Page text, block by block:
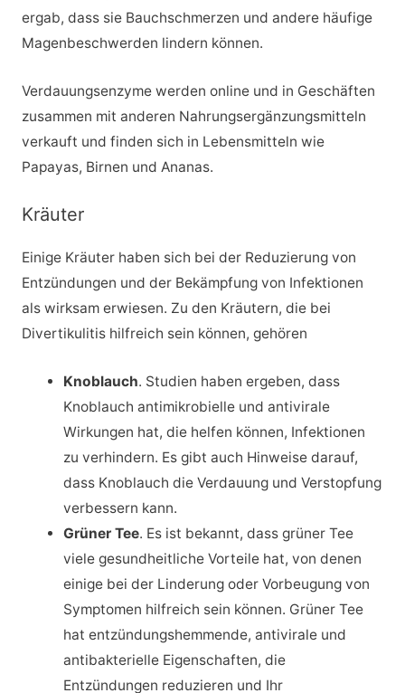
ergab, dass sie Bauchschmerzen und andere häufige
Magenbeschwerden lindern können.
Verdauungsenzyme werden online und in Geschäften
zusammen mit anderen Nahrungsergänzungsmitteln
verkauft und finden sich in Lebensmitteln wie
Papayas, Birnen und Ananas.
Kräuter
Einige Kräuter haben sich bei der Reduzierung von
Entzündungen und der Bekämpfung von Infektionen
als wirksam erwiesen. Zu den Kräutern, die bei
Divertikulitis hilfreich sein können, gehören
Knoblauch. Studien haben ergeben, dass
Knoblauch antimikrobielle und antivirale
Wirkungen hat, die helfen können, Infektionen
zu verhindern. Es gibt auch Hinweise darauf,
dass Knoblauch die Verdauung und Verstopfung
verbessern kann.
Grüner Tee. Es ist bekannt, dass grüner Tee
viele gesundheitliche Vorteile hat, von denen
einige bei der Linderung oder Vorbeugung von
Symptomen hilfreich sein können. Grüner Tee
hat entzündungshemmende, antivirale und
antibakterielle Eigenschaften, die
Entzündungen reduzieren und Ihr